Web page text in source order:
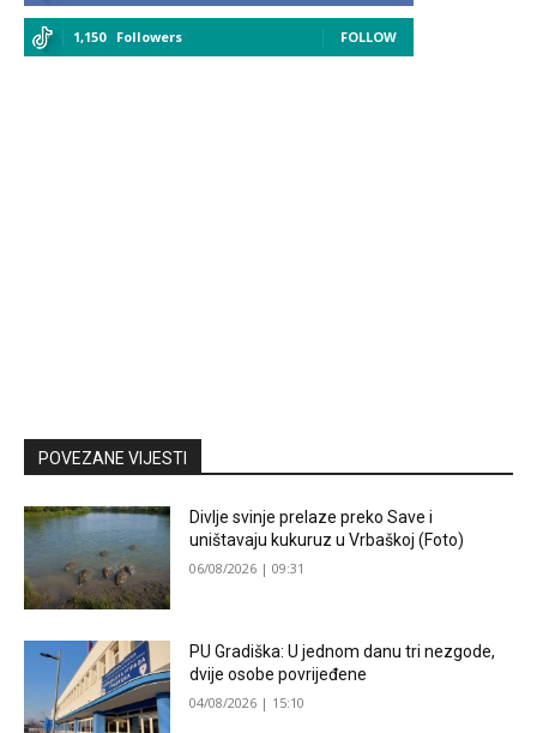
1,150 Followers FOLLOW
POVEZANE VIJESTI
Divlje svinje prelaze preko Save i
uništavaju kukuruz u Vrbaškoj (Foto)
06/08/2026 | 09:31
PU Gradiška: U jednom danu tri nezgode,
dvije osobe povrijeđene
04/08/2026 | 15:10